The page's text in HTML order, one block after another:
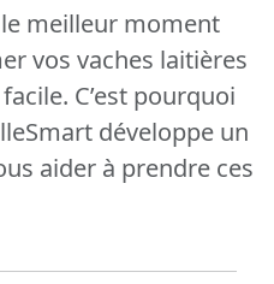
meilleur moment
vos vaches laitières
C’est pourquoi
développe un
aider à prendre ces